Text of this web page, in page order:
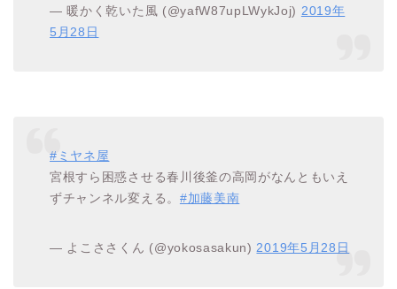
— 暖かく乾いた風 (@yafW87upLWykJoj) 2019年
5月28日
#ミヤネ屋
宮根すら困惑させる春川後釜の高岡がなんともいえ
ずチャンネル変える。 #加藤美南
— よこささくん (@yokosasakun) 2019年5月28日